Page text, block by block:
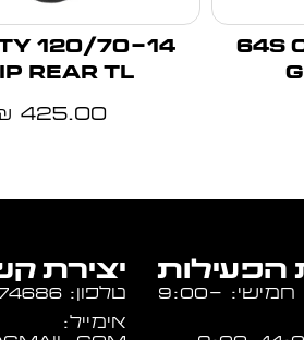
110/90-12
REAR TL
425.00
הפעילות
ראשון - חמישי: 9:00-
יצירת
טלפון: 054-2274686
אימייל: